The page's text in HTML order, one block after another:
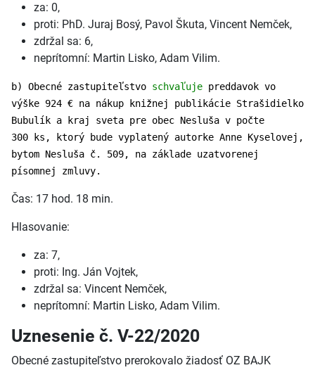
za: 0,
proti: PhD. Juraj Bosý, Pavol Škuta, Vincent Nemček,
zdržal sa: 6,
neprítomní: Martin Lisko, Adam Vilim.
b) Obecné zastupiteľstvo schvaľuje preddavok vo
výške 924 € na nákup knižnej publikácie Strašidielko
Bubulík a kraj sveta pre obec Nesluša v počte
300 ks, ktorý bude vyplatený autorke Anne Kyselovej,
bytom Nesluša č. 509, na základe uzatvorenej
písomnej zmluvy.
Čas: 17 hod. 18 min.
Hlasovanie:
za: 7,
proti: Ing. Ján Vojtek,
zdržal sa: Vincent Nemček,
neprítomní: Martin Lisko, Adam Vilim.
Uznesenie č. V-22/2020
Obecné zastupiteľstvo prerokovalo žiadosť OZ BAJK